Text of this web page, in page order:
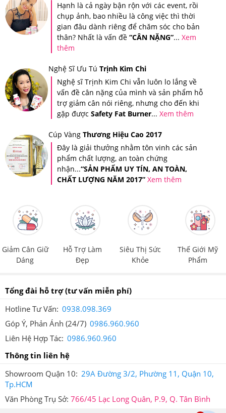
Tin nhắn xác thực sản phẩm khi bạn mua hàng tại Hệ thống
Giảm Cân An Toàn
Ngoài ra, Hệ thống Giảm Cân An Toàn còn áp dụng tem
chống giả riêng của Hệ thống trên tất cả sản phẩm để
quý khách hàng có thể đảm bảo quyền lợi của người tiêu
dùng.
6.Trà Diếp Cá Orihiro Dokudami TeaMua hàng
được bán kèm với rất nhiều quà tặng giá trị. Hãy liên hệ
ngay với Hệ Thống Giảm Cân An Toàn để cập nhật thông
giamcanantoan.com. Hãy liên hệ ngay với Hệ Thống
Giảm Cân An Toàn để cập nhật thông tin về sản phẩm và
Hạnh là cả ngày bận rộn với các event, rồi
chụp ảnh, bao nhiều là công việc thì thời
gian đâu dành riêng để chăm sóc cho bản
thân? Nhất là vấn đề “CÂN NẶNG”... Xem
thêm
Nghệ Sĩ Ưu Tú Trịnh Kim Chi
Nghệ sĩ Trịnh Kim Chi vẫn luôn lo lắng về
vấn đề cân nặng của mình và sản phẩm hỗ
trợ giảm cân nói riêng, nhưng cho đến khi
gặp được Safety Fat Burner... Xem thêm
Cúp Vàng Thương Hiệu Cao 2017
Đây là giải thưởng nhằm tôn vinh các sản
phẩm chất lượng, an toàn chứng
nhận...“SẢN PHẨM UY TÍN, AN TOÀN,
CHẤT LƯỢNG NĂM 2017” Xem thêm
Giảm Cân Giữ
Dáng
Hỗ Trợ Làm
Đẹp
Siêu Thị Sức
Khỏe
Thế Giới Mỹ
Phẩm
Tổng đài hỗ trợ(tư vấn miễn phí)
Hotline Tư Vấn: 0938.098.369
Góp Ý, Phản Ánh (24/7) 0986.960.960
Liên Hệ Hợp Tác: 0986.960.960
Thông tin liên hệ
Showroom Quận 10: 29A Đường 3/2, Phường 11, Quận 10,
Tp.HCM
Văn Phòng Trụ Sở: 766/45 Lạc Long Quân, P.9, Q. Tân Bình